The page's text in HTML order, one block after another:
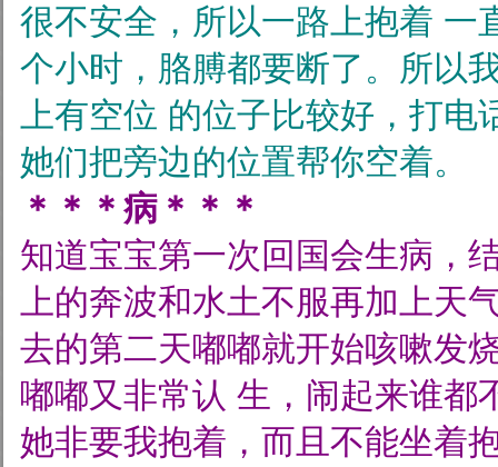
很不安全，所以一路上抱着 一
个小时，胳膊都要断了。所以
上有空位 的位子比较好，打电
她们把旁边的位置帮你空着。
＊＊＊病＊＊＊
知道宝宝第一次回国会生病，
上的奔波和水土不服再加上天
去的第二天嘟嘟就开始咳嗽发
嘟嘟又非常认 生，闹起来谁都
她非要我抱着，而且不能坐着